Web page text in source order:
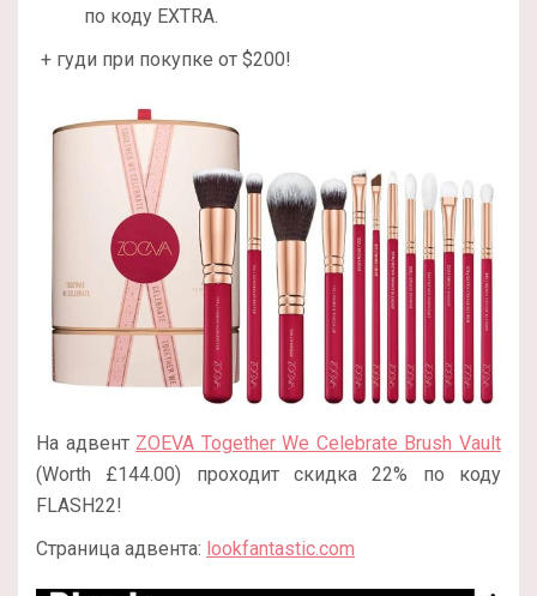
по коду EXTRA.
+ гуди при покупке от $200!
На адвент ZOEVA Together We Celebrate Brush Vault
(Worth £144.00) проходит скидка 22% по коду
FLASH22!
Страница адвента: lookfantastic.com